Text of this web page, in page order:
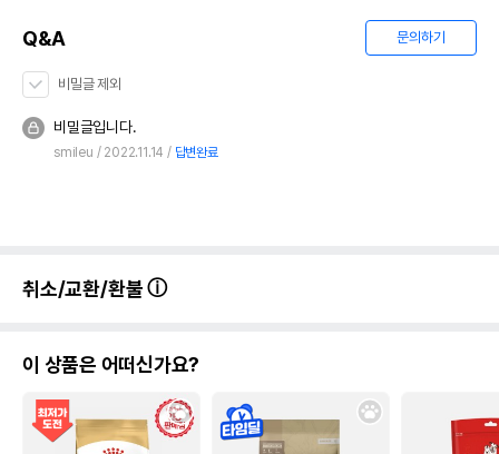
Q&A 문의하기
비밀글 제외
비밀글입니다.
smileu 2022.11.14 답변완료
취소/교환/환불
이 상품은 어떠신가요?